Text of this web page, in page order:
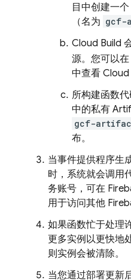
目中创建一个
（名为 gcf-
Cloud Build
源。您可以在
中查看 Cloud
所构建函数
中的私有
gcf-
布。
当事件提供程序生
时，系统就会调用
务账号，可在
用于访问其他
如果函数忙于处理
更多实例以更快地
则实例会被清除。
当您通过部署更新